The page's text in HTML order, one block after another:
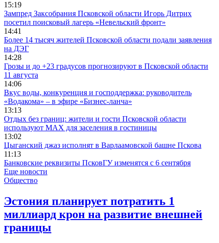
15:19
Зампред Заксобрания Псковской области Игорь Дитрих
посетил поисковый лагерь «Невельский фронт»
14:41
Более 14 тысяч жителей Псковской области подали заявления
на ДЭГ
14:28
Грозы и до +23 градусов прогнозируют в Псковской области
11 августа
14:06
Вкус воды, конкуренция и господдержка: руководитель
«Водакома» – в эфире «Бизнес-ланча»
13:13
Отдых без границ: жители и гости Псковской области
используют MAX для заселения в гостиницы
13:02
Цыганский джаз исполнят в Варлаамовской башне Пскова
11:13
Банковские реквизиты ПсковГУ изменятся с 6 сентября
Еще новости
Общество
Эстония планирует потратить 1
миллиард крон на развитие внешней
границы